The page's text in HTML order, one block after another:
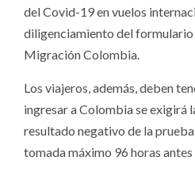
del Covid-19 en vuelos
diligenciamiento del
Migración Colombia.
Los viajeros, además, deben
ingresar a Colombia se exigirá
resultado negativo de la
tomada máximo 96 horas